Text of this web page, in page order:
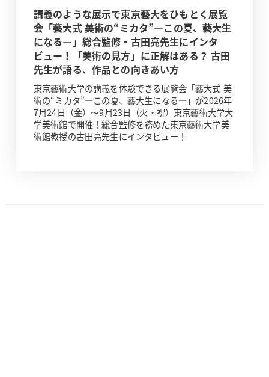
講義のような展示で東京藝大をひもとく展覧
会「藝大式 美術の“ミカタ”―この夏、藝大生
になる―」総合監修・古田亮先生にインタ
ビュー！「美術の見方」に正解はある？ 古田
先生が語る、作品との向きあい方
東京藝術大学の講義を体験できる展覧会「藝大式 美
術の“ミカタ”―この夏、藝大生になる―」が2026年
7月24日（金）〜9月23日（火・祝）東京藝術大学大
学美術館で開催！総合監修を務めた東京藝術大学美
術館教授の古田亮先生にインタビュー！